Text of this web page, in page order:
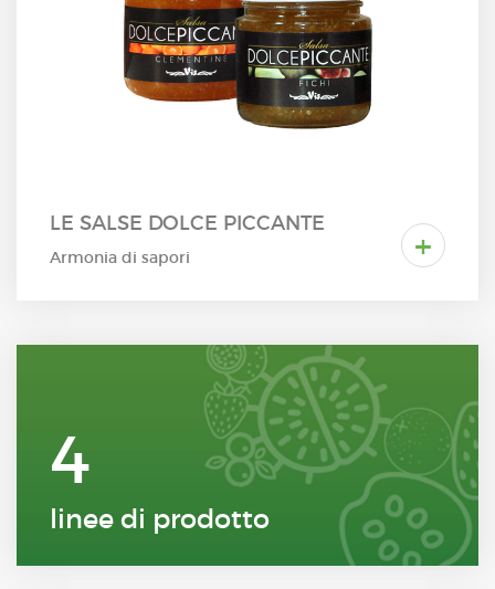
LE SALSE DOLCE PICCANTE
Armonia di sapori +
4
linee di prodotto